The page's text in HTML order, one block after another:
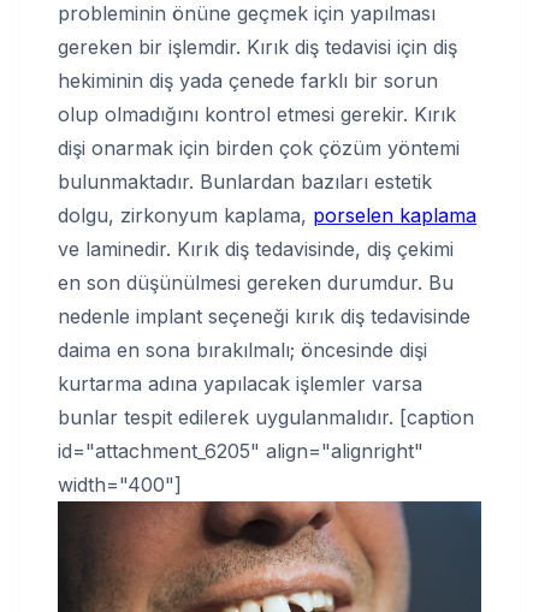
probleminin önüne geçmek için yapılması
gereken bir işlemdir. Kırık diş tedavisi için diş
hekiminin diş yada çenede farklı bir sorun
olup olmadığını kontrol etmesi gerekir. Kırık
dişi onarmak için birden çok çözüm yöntemi
bulunmaktadır. Bunlardan bazıları estetik
dolgu, zirkonyum kaplama, porselen kaplama
ve laminedir. Kırık diş tedavisinde, diş çekimi
en son düşünülmesi gereken durumdur. Bu
nedenle implant seçeneği kırık diş tedavisinde
daima en sona bırakılmalı; öncesinde dişi
kurtarma adına yapılacak işlemler varsa
bunlar tespit edilerek uygulanmalıdır. [caption
id="attachment_6205" align="alignright"
width="400"]